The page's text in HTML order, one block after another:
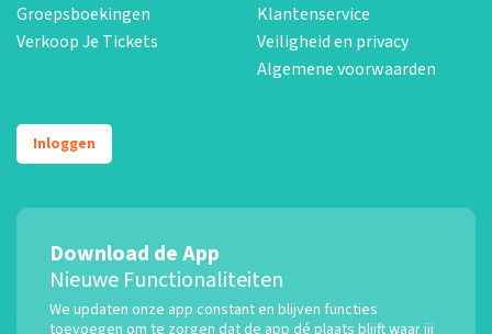
Groepsboekingen
Verkoop Je Tickets
Klantenservice
Veiligheid en privacy
Algemene voorwaarden
Inloggen
Download de App
Nieuwe Functionaliteiten
We updaten onze app constant en blijven functies
toevoegen om te zorgen dat de app dé plaats blijft waar jij